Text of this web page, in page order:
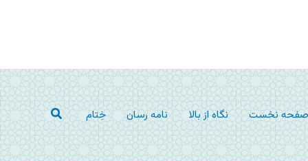
نخست نگاه از بالا نامه رسان خِتام جستجو